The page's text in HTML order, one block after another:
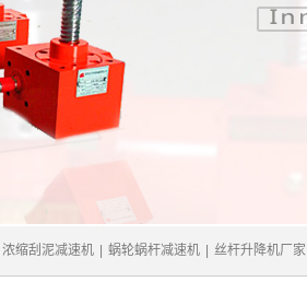
浓缩刮泥减速机 蜗轮蜗杆减速机 丝杆升降机厂家